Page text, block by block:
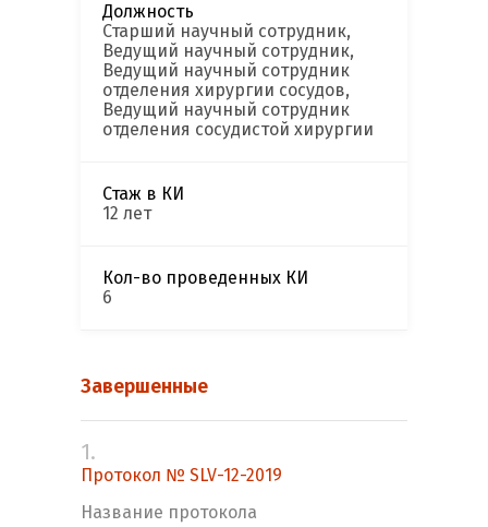
Должность
Старший научный сотрудник,
Ведущий научный сотрудник,
Ведущий научный сотрудник
отделения хирургии сосудов,
Ведущий научный сотрудник
отделения сосудистой хирургии
Стаж в КИ
12 лет
Кол-во проведенных КИ
6
Завершенные
1.
Протокол № SLV-12-2019
Название протокола